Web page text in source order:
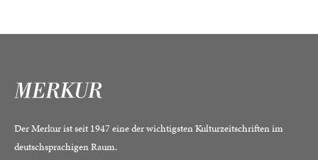
Der Merkur ist seit 1947 eine der wichtigsten Kulturzeitschriften im
deutschsprachigen Raum.